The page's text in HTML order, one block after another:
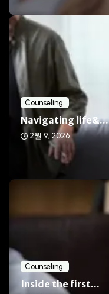
Counseling.
Navigating life&...
2월 9, 2026
Counseling.
Inside the first...